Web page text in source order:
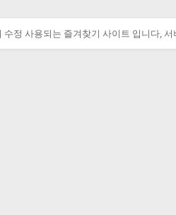
정 사용되는 즐겨찾기 사이트 입니다,